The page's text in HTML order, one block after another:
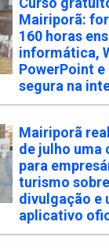
Mairiporã:
160 horas
informática,
PowerPoint
segura na
Mairiporã
de julho uma
para
turismo
divulgação e
aplicativo